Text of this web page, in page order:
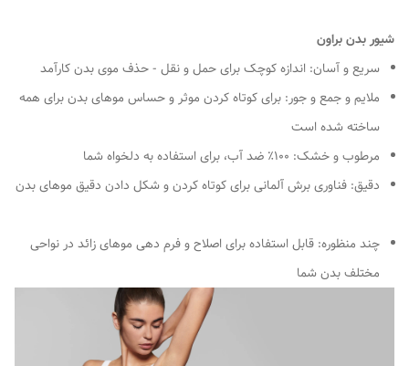
شیور بدن براون
سریع و آسان: اندازه کوچک برای حمل و نقل - حذف موی بدن کارآمد
ملایم و جمع و جور: برای کوتاه کردن موثر و حساس موهای بدن برای همه
ساخته شده است
مرطوب و خشک: 100٪ ضد آب، برای استفاده به دلخواه شما
دقیق: فناوری برش آلمانی برای کوتاه کردن و شکل دادن دقیق موهای بدن
چند منظوره: قابل استفاده برای اصلاح و فرم دهی موهای زائد در نواحی
مختلف بدن شما